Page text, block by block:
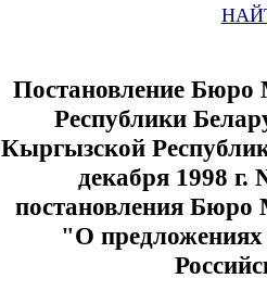
Постановление Бюро
Республики
Кыргызской
декабря 1998
постановления Бюро
"О предложениях